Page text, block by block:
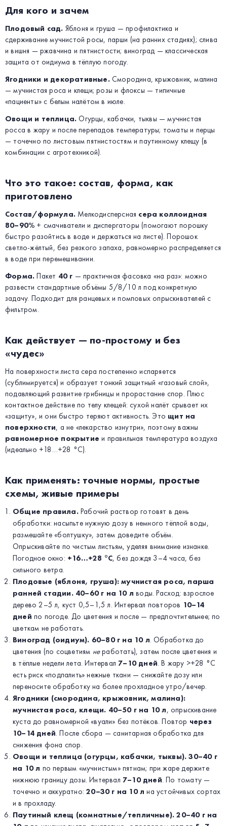
Для кого и зачем
Плодовый сад. Яблоня и груша — профилактика и
сдерживание мучнистой росы, парши (на ранних стадиях); слива
и вишня — ржавчина и пятнистости; виноград — классическая
защита от оидиума в тёплую погоду.
Ягодники и декоративные.Смородина, крыжовник, малина
— мучнистая роса и клещи; розы и флоксы — типичные
«пациенты» с белым налётом в июле.
Овощи и теплица. Огурцы, кабачки, тыквы — мучнистая
росса в жару и после перепадов температуры; томаты и перцы
— точечно по листовым пятнистостям и паутинному клещу (в
комбинации с агротехникой).
Что это такое: состав, форма, как
приготовлено
Состав/формула. Мелкодисперсная сера коллоидная
80–90% + смачиватели и диспергаторы (помогают порошку
быстро разойтись в воде и держаться на листе). Порошок
светло-жёлтый, без резкого запаха, равномерно распределяется
в воде при перемешивании.
Форма. Пакет 40 г — практичная фасовка «на раз»: можно
развести стандартные объёмы 5/8/10 л под конкретную
задачу. Подходит для ранцевых и помповых опрыскивателей с
фильтром.
Как действует — по-простому и без
«чудес»
На поверхности листа сера постепенно испаряется
(сублимируется) и образует тонкий защитный «газовый слой»,
подавляющий развитие грибницы и прорастание спор. Плюс
контактное действие по телу клещей: сухой налёт срывает их
«защиту», и они быстро теряют активность. Это щит на
поверхности, а не «лекарство изнутри», поэтому важны
равномерное покрытие и правильная температура воздуха
(идеально +18…+28 °C).
Как применять: точные нормы, простые
схемы, живые примеры
Общие правила.Рабочий раствор готовят в день
обработки: насыпьте нужную дозу в немного тёплой воды,
размешайте «болтушку», затем доведите объём.
Опрыскивайте по чистым листьям, уделяя внимание изнанке.
Погодное окно: +16…+28 °C, без дождя 3–4 часа, без
сильного ветра.
Плодовые (яблоня, груша): мучнистая роса, парша
ранней стадии. 40–60 г на 10 л воды. Расход: взрослое
дерево 2–5 л, куст 0,5–1,5 л. Интервал повторов 10–14
дней по погоде. До цветения и после — предпочтительнее; по
цветкам не работать.
Виноград (оидиум). 60–80 г на 10 л. Обработка до
цветения (по соцветиям неработать), затем после цветения и
в тёплые недели лета. Интервал 7–10 дней. В жару >+28 °C
есть риск «подпалить» нежные ткани — снижайте дозу или
переносите обработку на более прохладное утро/вечер.
Ягодники (смородина, крыжовник, малина):
мучнистая роса, клещи. 40–50 г на 10 л, опрыскивание
куста до равномерной «вуали» без потёков. Повтор через
10–14 дней. После сбора — санитарная обработка для
снижения фона спор.
Овощи и теплица (огурцы, кабачки, тыквы). 30–40 г
на 10 л по первым «мучнистым» пятнам; при жаре держите
нижнюю границу дозы. Интервал 7–10 дней. По томату —
точечно и аккуратно:20–30 г на 10 л на устойчивых сортах
и в прохладу.
Паутиный клещ (комнатные/тепличные). 20–40 г на